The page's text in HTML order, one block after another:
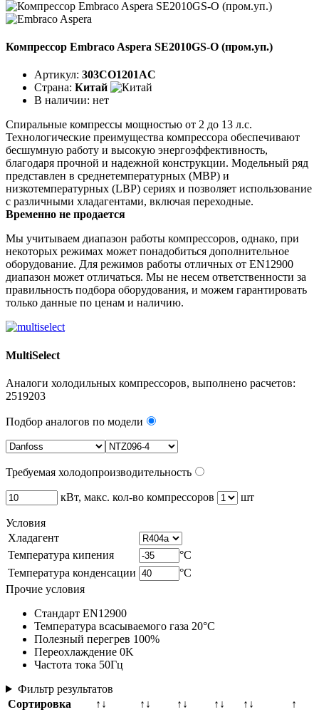
Компрессор Embraco Aspera SE2010GS-O (пром.уп.)
Артикул: 303CO1201AC
Страна: Китай
В наличии: нет
Спиральные компрессы мощностью от 2 до 13 л.с.
Технологические преимущества компрессора обеспечивают
бесшумную работу и высокую энергоэффективность,
благодаря прочной и надежной конструкции. Модельный ряд
представлен в среднетемпературных (MBP) и
низкотемпературных (LBP) сериях и позволяет использование
с различными хладагентами, включая переходные.
Временно не продается
Мы учитываем диапазон работы компрессоров, однако, при
некоторых режимах может понадобиться дополнительное
оборудование. Для режимов работы отличных от EN12900
диапазон может отличаться. Мы не несем ответственности за
правильность подбора оборудования, и можем гарантировать
только данные по ценам и наличию.
MultiSelect
Аналоги холодильных компрессоров, выполнено расчетов:
2519203
Подбор аналогов по модели
Требуемая холодопроизводительность
кВт, макс. кол-во компрессоров шт
Условия
Хладагент
Температура кипения
°C
Температура конденсации
°C
Прочие условия
Стандарт EN12900
Температура всасываемого газа 20°C
Полезный перегрев 100%
Переохлаждение 0K
Частота тока 50Гц
Фильтр результатов
Сортировка
↑↓ ↑↓ ↑↓ ↑↓ ↑↓ ↑